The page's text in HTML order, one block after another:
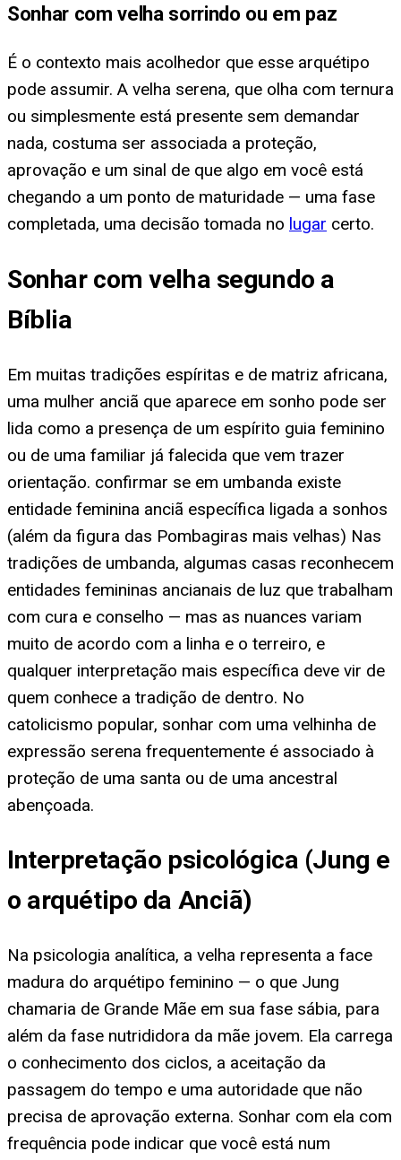
Sonhar com velha sorrindo ou em paz
É o contexto mais acolhedor que esse arquétipo
pode assumir. A velha serena, que olha com ternura
ou simplesmente está presente sem demandar
nada, costuma ser associada a proteção,
aprovação e um sinal de que algo em você está
chegando a um ponto de maturidade — uma fase
completada, uma decisão tomada no lugar certo.
Sonhar com velha segundo a
Bíblia
Em muitas tradições espíritas e de matriz africana,
uma mulher anciã que aparece em sonho pode ser
lida como a presença de um espírito guia feminino
ou de uma familiar já falecida que vem trazer
orientação. confirmar se em umbanda existe
entidade feminina anciã específica ligada a sonhos
(além da figura das Pombagiras mais velhas) Nas
tradições de umbanda, algumas casas reconhecem
entidades femininas ancianais de luz que trabalham
com cura e conselho — mas as nuances variam
muito de acordo com a linha e o terreiro, e
qualquer interpretação mais específica deve vir de
quem conhece a tradição de dentro. No
catolicismo popular, sonhar com uma velhinha de
expressão serena frequentemente é associado à
proteção de uma santa ou de uma ancestral
abençoada.
Interpretação psicológica (Jung e
o arquétipo da Anciã)
Na psicologia analítica, a velha representa a face
madura do arquétipo feminino — o que Jung
chamaria de Grande Mãe em sua fase sábia, para
além da fase nutrididora da mãe jovem. Ela carrega
o conhecimento dos ciclos, a aceitação da
passagem do tempo e uma autoridade que não
precisa de aprovação externa. Sonhar com ela com
frequência pode indicar que você está num